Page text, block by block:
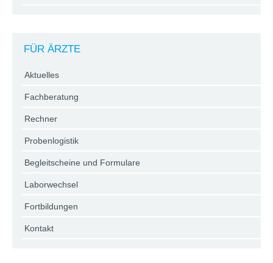
FÜR ÄRZTE
Aktuelles
Fachberatung
Rechner
Probenlogistik
Begleitscheine und Formulare
Laborwechsel
Fortbildungen
Kontakt